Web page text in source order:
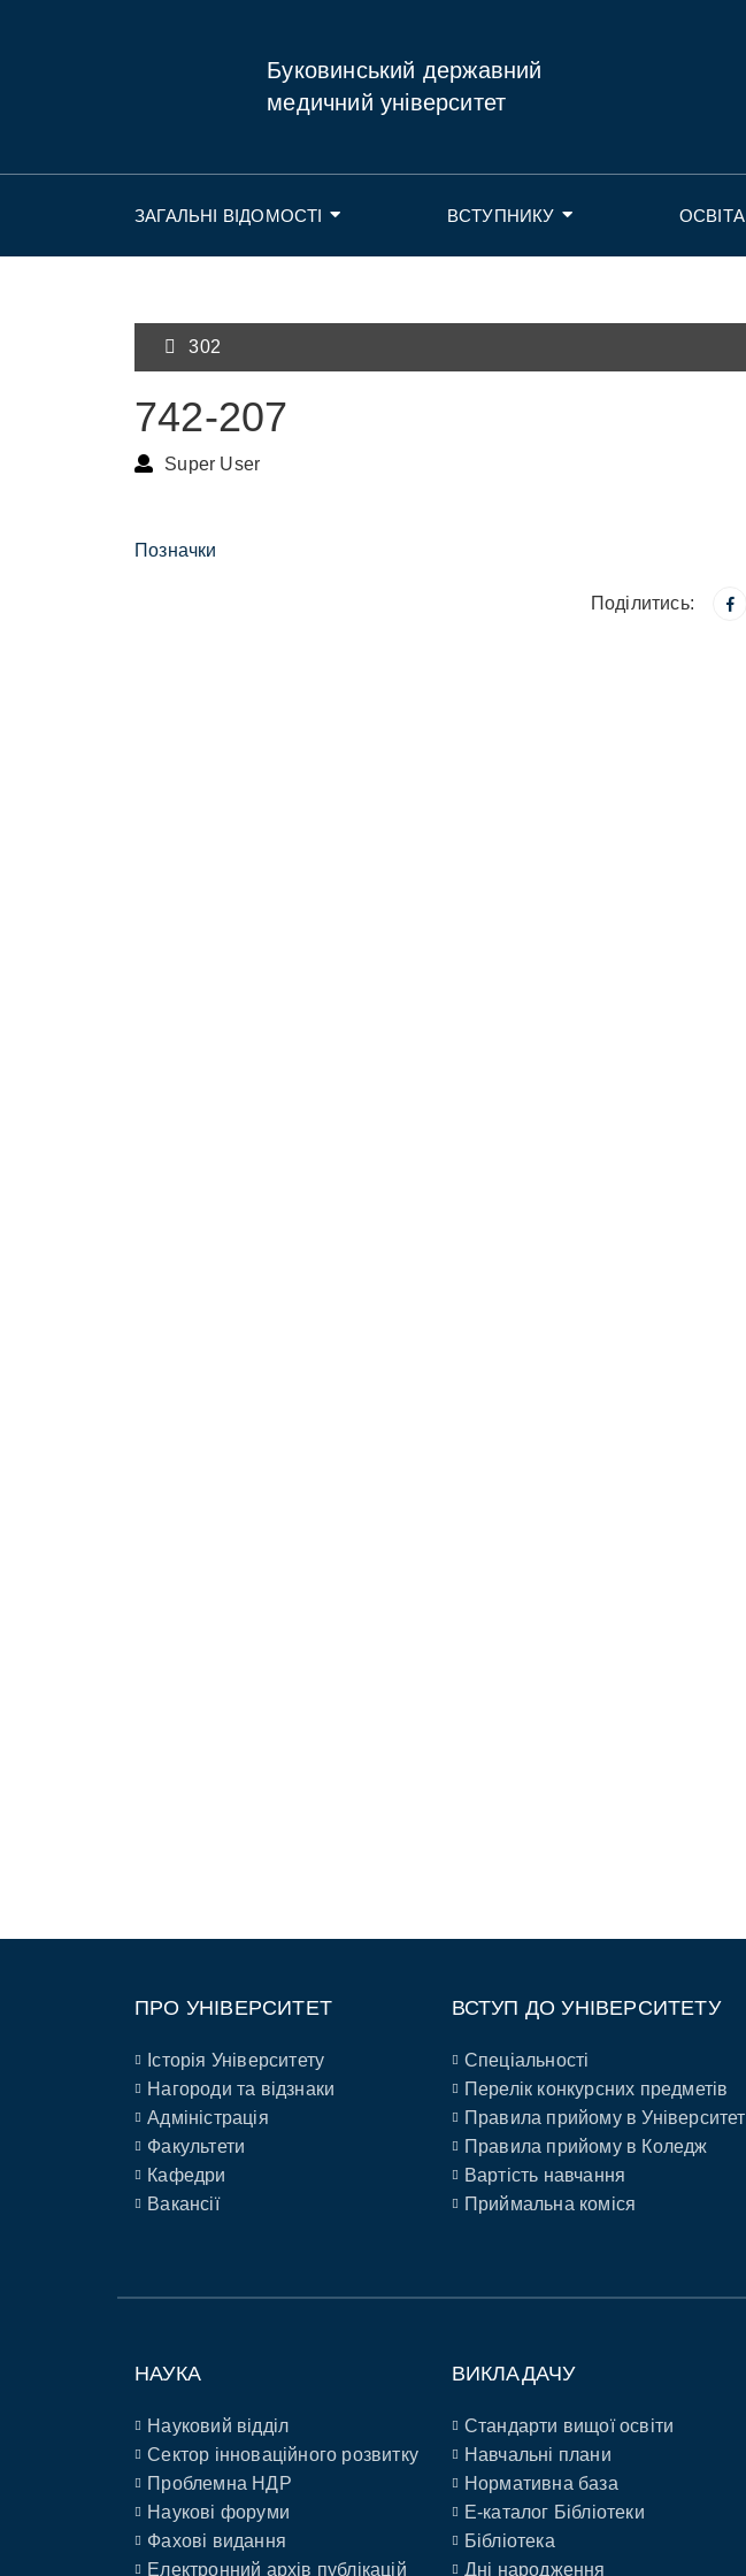
Буковинський державний
медичний університет
ЗАГАЛЬНІ ВІДОМОСТІ ВСТУПНИКУ ОСВІТА
302
742-207
Super User
Позначки
Поділитись:
ПРО УНІВЕРСИТЕТ
Історія Університету
Нагороди та відзнаки
Адміністрація
Факультети
Кафедри
Вакансії
ВСТУП ДО УНІВЕРСИТЕТУ
Спеціальності
Перелік конкурсних предметів
Правила прийому в Університет
Правила прийому в Коледж
Вартість навчання
Приймальна коміся
НАУКА
Науковий відділ
Сектор інноваційного розвитку
Проблемна НДР
Наукові форуми
Фахові видання
Електронний архів публікацій
ВИКЛАДАЧУ
Стандарти вищої освіти
Навчальні плани
Нормативна база
E-каталог Бібліотеки
Бібліотека
Дні народження